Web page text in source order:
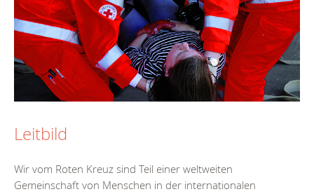
Leitbild
Wir vom Roten Kreuz sind Teil einer weltweiten
Gemeinschaft von Menschen in der internationalen